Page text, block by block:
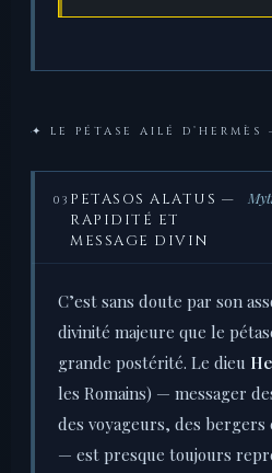
✦ LE PÉTASE AILÉ D’HERMÈS
03 PETASOS ALATUS —
RAPIDITÉ ET
MESSAGE DIVIN
C’est sans doute par son
divinité majeure que le
grande postérité. Le dieu
les Romains) — messager
des voyageurs, des bergers
— est presque toujours